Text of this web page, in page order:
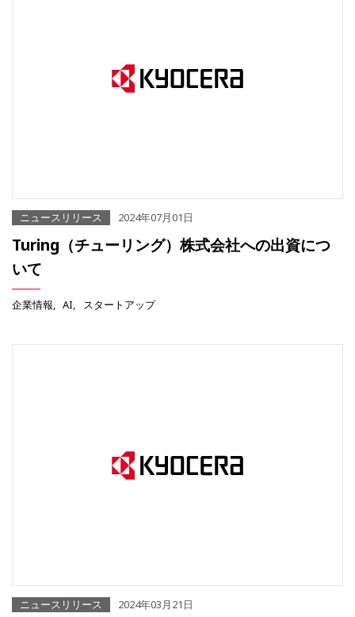
ニュースリリース 2024年07月01日
Turing（チューリング）株式会社への出資につ
いて
企業情報 AI スタートアップ
ニュースリリース 2024年03月21日